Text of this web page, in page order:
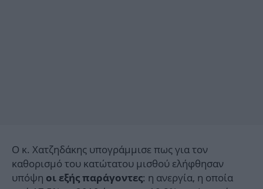
Ο κ. Χατζηδάκης υπογράμμισε πως για τον
καθορισμό του κατώτατου μισθού ελήφθησαν
υπόψη οι εξής παράγοντες: η ανεργία, η οποία